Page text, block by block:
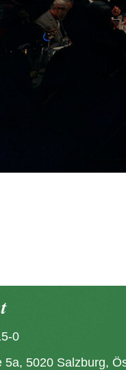
0
5a, 5020 Salzburg,